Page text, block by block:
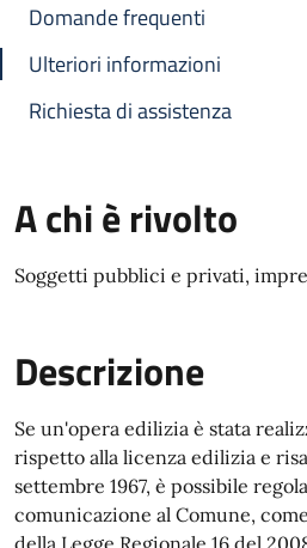
Domande frequenti
Ulteriori informazioni
Richiesta di assistenza
A chi è rivolto
Soggetti pubblici e privati,
Descrizione
Se un'opera edilizia è stata
rispetto alla licenza edilizia e
settembre 1967, è possibile
comunicazione al Comune,
della Legge Regionale 16 del